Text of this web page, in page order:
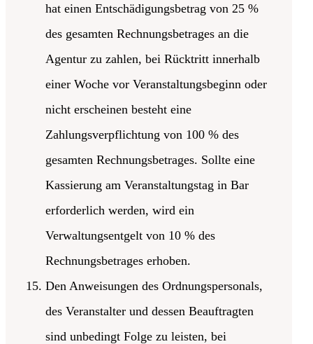
hat einen Entschädigungsbetrag von 25 %
des gesamten Rechnungsbetrages an die
Agentur zu zahlen, bei Rücktritt innerhalb
einer Woche vor Veranstaltungsbeginn oder
nicht erscheinen besteht eine
Zahlungsverpflichtung von 100 % des
gesamten Rechnungsbetrages. Sollte eine
Kassierung am Veranstaltungstag in Bar
erforderlich werden, wird ein
Verwaltungsentgelt von 10 % des
Rechnungsbetrages erhoben.
Den Anweisungen des Ordnungspersonals,
des Veranstalter und dessen Beauftragten
sind unbedingt Folge zu leisten, bei